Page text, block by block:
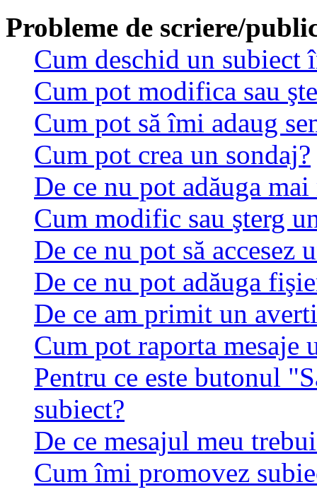
Probleme de scriere/
Cum deschid un subiect
Cum pot modifica sau
Cum pot să îmi adaug
Cum pot crea un sondaj?
De ce nu pot adăuga
Cum modific sau şterg
De ce nu pot să accesez
De ce nu pot adăuga
De ce am primit un
Cum pot raporta mesaje
Pentru ce este butonul
subiect?
De ce mesajul meu
Cum îmi promovez